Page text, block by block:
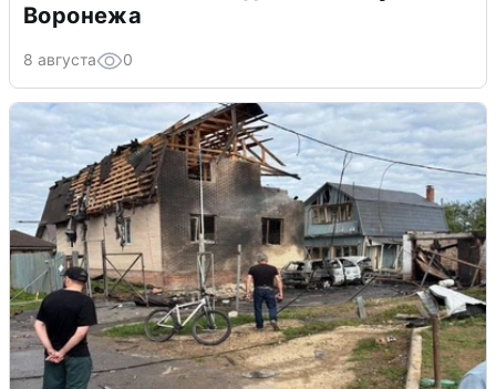
Воронежа
8 августа 0